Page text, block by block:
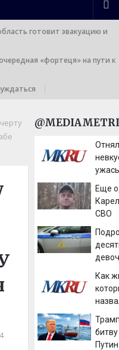
готовит эвакуацию и
«фортеця» на пути к
Еще
СВО
Как